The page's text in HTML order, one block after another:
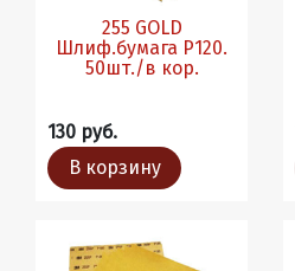
255 GOLD
Шлиф.бумага Р120.
50шт./в кор.
130 руб.
В корзину